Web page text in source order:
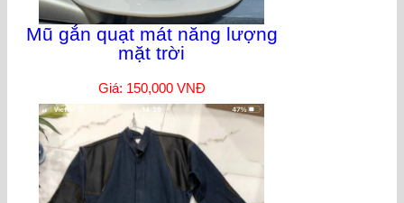
Mũ gắn quạt mát năng lượng
mặt trời
Giá: 150,000 VNĐ